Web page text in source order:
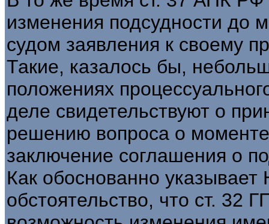
изменения подсудности до
судом заявления к своему
Такие, казалось бы,
положениях
деле свидетельствуют о
решению вопроса о
заключение соглашения о
Как обоснованно указывает
обстоятельство, что ст. 32